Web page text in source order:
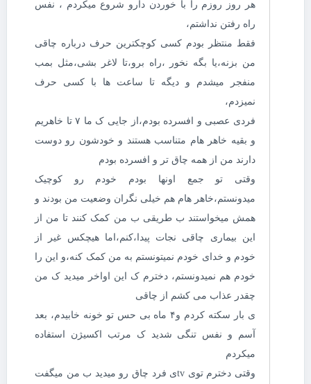
هر روز روزم را با خوردن دارو شروع میکردم ، نفس
راه رفتن نداشتم،
فقط منتظر بودم کسی کوچکترین حرف درباره چاقی
من بزنه،یا بگه نخور ،راه برو،تا لاغر بشی،مثل بمب
منفجر میشدم و دیگه تا ساعت ها با کسی حرف
نمیزدم،
فردی عصبی و افسرده بودم،از جایی ک ما ۷ تا خاهریم
و بقیه خاهر هام متناسب هستند و خودشون رو دوست
دارند من از همه چاق تر و افسرده بودم
وقتی تو جمع اونها بودم خودم رو کوچیک
میدونستم،خاهر هام هم خیلی نگران وضعیت من بودند و
همش میخواستند ب طریقی ب من کمک کنند تا من از
این بیماری چاقی نجات پیدا،کنم،اما هیچکس غیر از
خودم و خدای خودم نمیتونستم به من کمک کنه،و این را
خودم هم نمیدونستم، دخترم ک این اواخر میدید ک من
چقدر عذاب می کشم از چاقی
ی بار سکته کردم و۴ ماه بی حس تو خونه خابیدم، بعد
آسم و نفس تنگی شدید ک مرتب اکسیژن استفاده
میکردم
وقتی دخترم توی tvی فرد چاق رو میدید ب من میگفت